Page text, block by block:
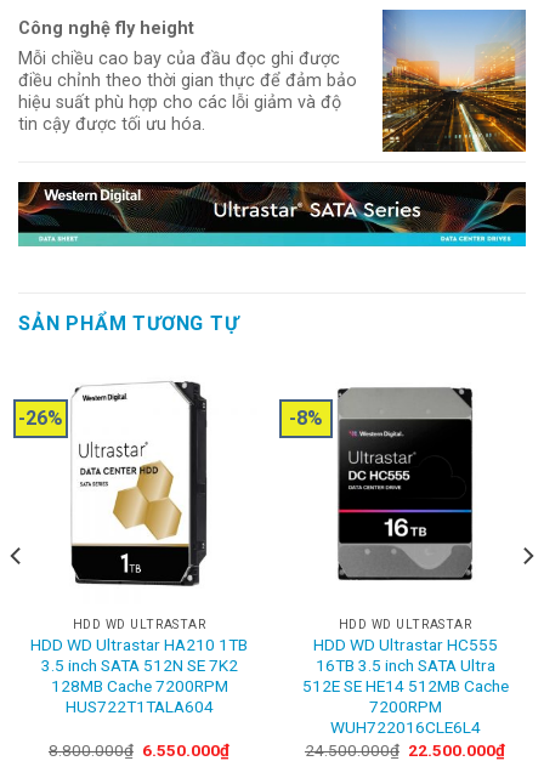
Công nghệ fly height
Mỗi chiều cao bay của đầu đọc ghi được
điều chỉnh theo thời gian thực để đảm bảo
hiệu suất phù hợp cho các lỗi giảm và độ
tin cậy được tối ưu hóa.
SẢN PHẨM TƯƠNG TỰ
-26%
HDD WD ULTRASTAR
HDD WD Ultrastar HA210 1TB
3.5 inch SATA 512N SE 7K2
128MB Cache 7200RPM
HUS722T1TALA604
8.800.000₫ Original
6.550.000₫Current
-8%
HDD WD ULTRASTAR
HDD WD Ultrastar HC555
16TB 3.5 inch SATA Ultra
512E SE HE14 512MB Cache
7200RPM
WUH722016CLE6L4
24.500.000₫ Original
22.500.000₫